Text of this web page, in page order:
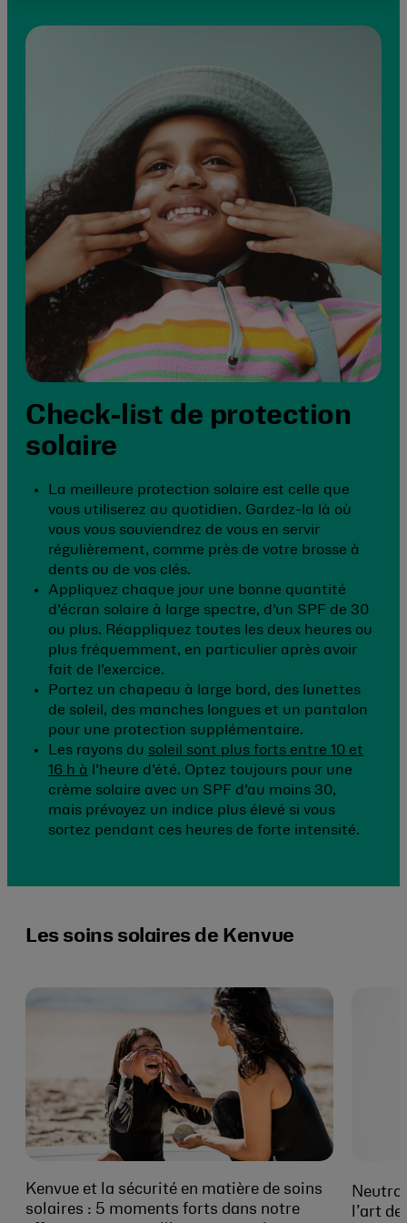
Check-list de protection
solaire
La meilleure protection solaire est celle que
vous utiliserez au quotidien. Gardez-la là où
vous vous souviendrez de vous en servir
régulièrement, comme près de votre brosse à
dents ou de vos clés.
Appliquez chaque jour une bonne quantité
d’écran solaire à large spectre, d’un SPF de 30
ou plus. Réappliquez toutes les deux heures ou
plus fréquemment, en particulier après avoir
fait de l’exercice.
Portez un chapeau à large bord, des lunettes
de soleil, des manches longues et un pantalon
pour une protection supplémentaire.
Les rayons du soleil sont plus forts entre 10 et
16 h à
l’heure d’été. Optez toujours pour une
crème solaire avec un SPF d’au moins 30,
mais prévoyez un indice plus élevé si vous
sortez pendant ces heures de forte intensité.
Les soins solaires de Kenvue
Kenvue et la sécurité en matière de soins
solaires : 5 moments forts dans notre
l’art